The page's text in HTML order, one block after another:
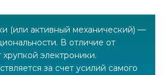
(или активный механический) —
В отличие от
электроники.
за счет усилий самого